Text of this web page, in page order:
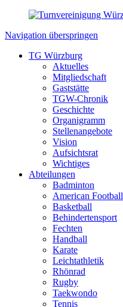
Navigation überspringen
TG Würzburg
Aktuelles
Mitgliedschaft
Gaststätte
TGW-Chronik
Geschichte
Organigramm
Stellenangebote
Vision
Aufsichtsrat
Wichtiges
Abteilungen
Badminton
American Football
Basketball
Behindertensport
Fechten
Handball
Karate
Leichtathletik
Rhönrad
Rugby
Taekwondo
Tennis